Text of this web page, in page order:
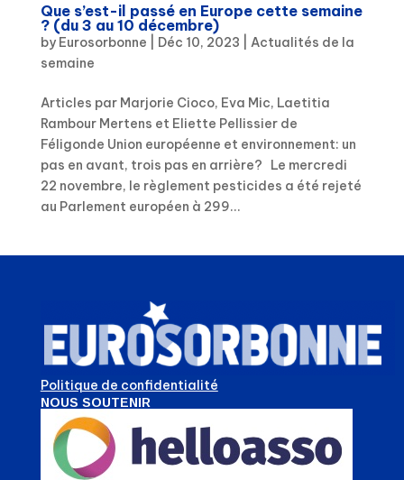
Que s’est-il passé en Europe cette semaine
? (du 3 au 10 décembre)
by Eurosorbonne Déc 10, 2023
Actualités de la
semaine
Articles par Marjorie Cioco, Eva Mic, Laetitia
Rambour Mertens et Eliette Pellissier de
Féligonde Union européenne et environnement: un
pas en avant, trois pas en arrière? Le mercredi
22 novembre, le règlement pesticides a été rejeté
au Parlement européen à 299...
Politique de confidentialité
NOUS SOUTENIR